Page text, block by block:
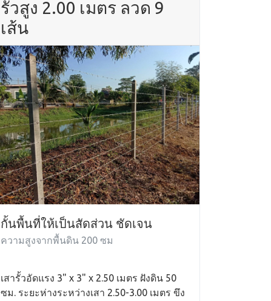
รั้วสูง 2.00 เมตร ลวด 9
เส้น
กั้นพื้นที่ให้เป็นสัดส่วน ชัดเจน
ความสูงจากพื้นดิน 200 ซม
เสารั้วอัดแรง 3" x 3" x 2.50 เมตร ฝังดิน 50
ซม. ระยะห่างระหว่างเสา 2.50-3.00 เมตร ขึง